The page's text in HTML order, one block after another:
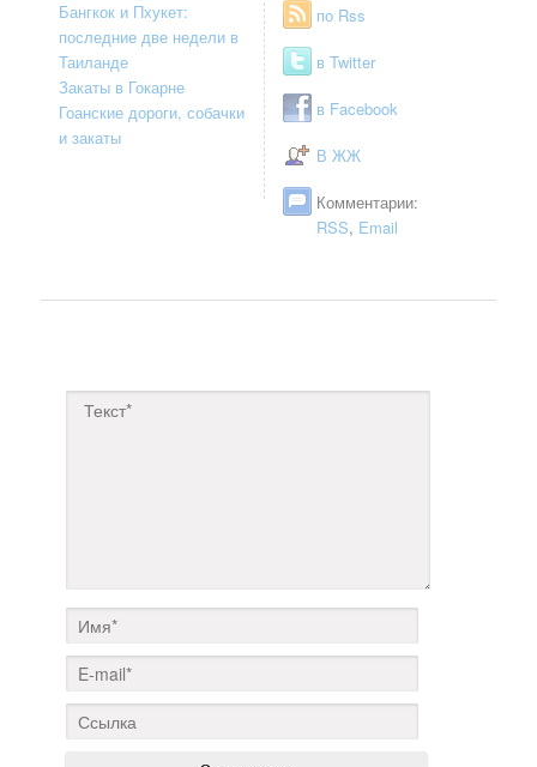
Бангкок и Пхукет:
последние две недели в
Таиланде
Закаты в Гокарне
Гоанские дороги, собачки
и закаты
по Rss
в Twitter
в Facebook
В ЖЖ
Комментарии:
RSS, Email